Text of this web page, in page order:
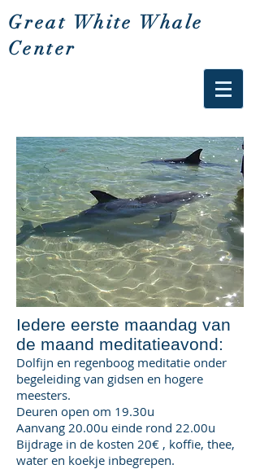
Great White Whale
Center
Iedere eerste maandag van
de maand meditatieavond:
Dolfijn en regenboog meditatie onder
begeleiding van gidsen en hogere
meesters.
Deuren open om 19.30u
Aanvang 20.00u einde rond 22.00u
Bijdrage in de kosten 20€ , koffie, thee,
water en koekje inbegrepen.